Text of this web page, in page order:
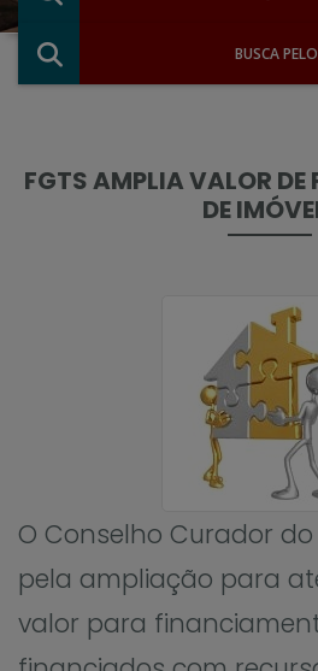
BUSCA
FGTS AMPLIA VALOR
DE
O Conselho Curador do
pela ampliação para
valor para